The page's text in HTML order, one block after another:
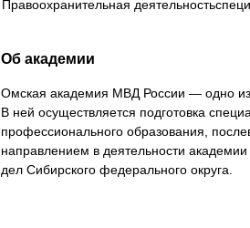
Правоохранительная деятельность
Об академии
Омская академия МВД России — одно из
В ней осуществляется подготовка
профессионального образования,
направлением в деятельности академии
дел Сибирского федерального округа.